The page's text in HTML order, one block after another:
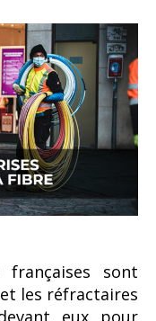
sont
les réfractaires
eux pour